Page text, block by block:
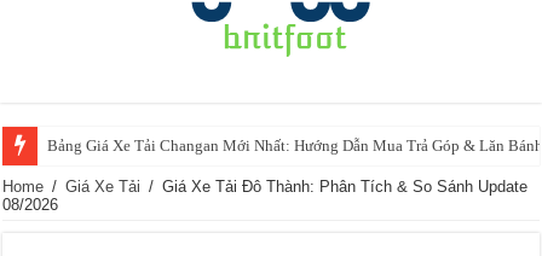
Bảng Giá Xe Tải Changan Mới Nhất: Hướng Dẫn Mua Trả Góp & Lăn
Giá Xe Tải Isuzu Vĩnh Phát: Hướng Dẫn Toàn Diện Cho Người Mua
Home / Giá Xe Tải / Giá Xe Tải Đô Thành: Phân Tích & So Sánh Update
08/2026